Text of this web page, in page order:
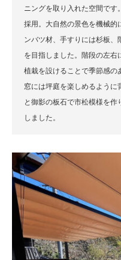
ニングを取り入れた空間です
採用。大自然の景色を機械的
ンバツ材、手すりには杉板、
を目指しました。階段の左
植栽を設けることで季節感の
窓には坪庭を楽しめるように
と御影の板石で市松模様を
しました。